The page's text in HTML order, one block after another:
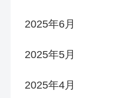
2025年6月
2025年5月
2025年4月